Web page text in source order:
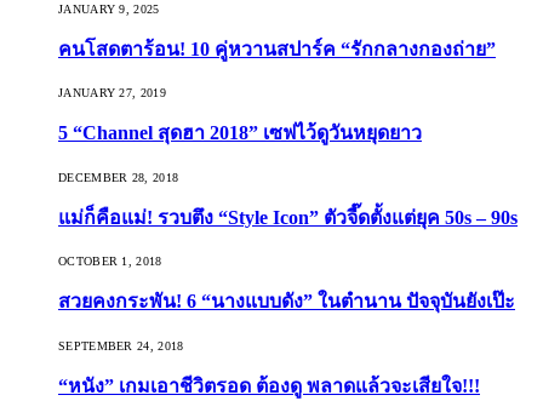
JANUARY 9, 2025
คนโสดตาร้อน! 10 คู่หวานสปาร์ค “รักกลางกองถ่าย”
JANUARY 27, 2019
5 “Channel สุดฮา 2018” เซฟไว้ดูวันหยุดยาว
DECEMBER 28, 2018
แม่ก็คือแม่! รวบตึง “Style Icon” ตัวจี๊ดตั้งแต่ยุค 50s – 90s
OCTOBER 1, 2018
สวยคงกระพัน! 6 “นางแบบดัง” ในตำนาน ปัจจุบันยังเป๊ะ
SEPTEMBER 24, 2018
“หนัง” เกมเอาชีวิตรอด ต้องดู พลาดแล้วจะเสียใจ!!!